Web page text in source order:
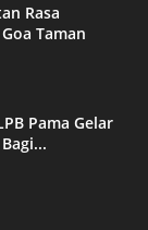
Rasa
Taman
Pama Gelar